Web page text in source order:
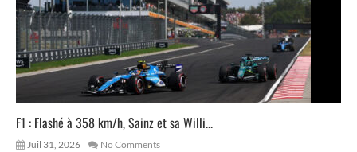
F1 : Flashé à 358 km/h, Sainz et sa Willi...
Juil 31, 2026 No Comments